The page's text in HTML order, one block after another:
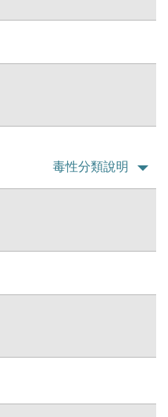
毒性分類說明